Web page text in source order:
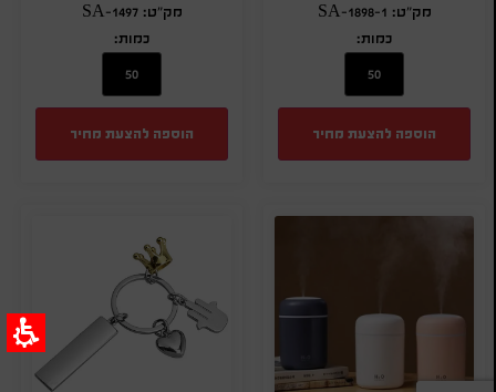
מק"ט: SA-1898-1
כמות:
הוספה להצעת מחיר
מק"ט: SA-1497
כמות:
הוספה להצעת מחיר